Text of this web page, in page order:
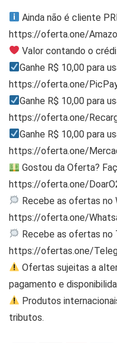
Ainda não é cliente
https://oferta.one/
Valor contando o
Ganhe R$ 10,00 para
https://oferta.one/
Ganhe R$ 10,00 para
https://oferta.one/
Ganhe R$ 10,00 para
https://oferta.one/
Gostou da Oferta?
https://oferta.one/
Recebe as ofertas no
https://oferta.one/
Recebe as ofertas no
https://ofertas.one/
Ofertas sujeitas a
pagamento e
Produtos
tributos.